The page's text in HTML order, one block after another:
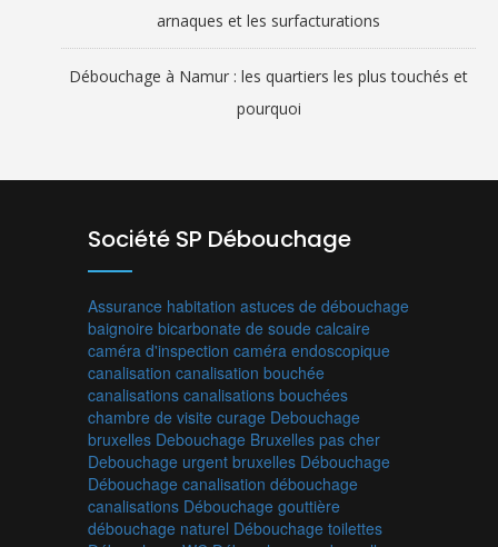
arnaques et les surfacturations
Débouchage à Namur : les quartiers les plus touchés et
pourquoi
Société SP Débouchage
Assurance habitation astuces de débouchage
baignoire bicarbonate de soude calcaire
caméra d'inspection caméra endoscopique
canalisation canalisation bouchée
canalisations canalisations bouchées
chambre de visite curage Debouchage
bruxelles Debouchage Bruxelles pas cher
Debouchage urgent bruxelles Débouchage
Débouchage canalisation débouchage
canalisations Débouchage gouttière
débouchage naturel Débouchage toilettes